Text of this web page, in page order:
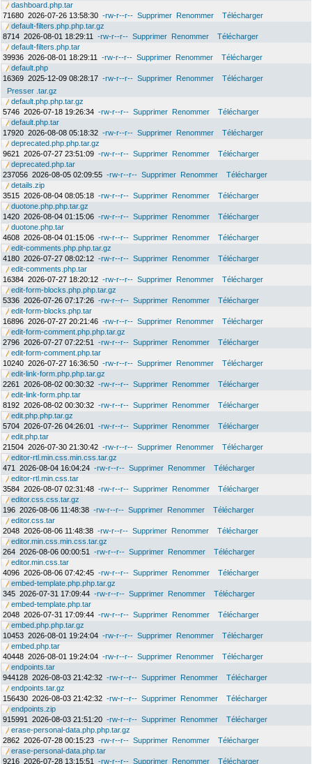
dashboard.php.tar
71680 2026-07-26 13:58:30 -rw-r--r-- Supprimer Renommer
Télécharger
default-filters.php.php.tar.gz
8714 2026-08-01 18:29:11 -rw-r--r-- Supprimer Renommer
Télécharger
default-filters.php.tar
39936 2026-08-01 18:29:11 -rw-r--r-- Supprimer Renommer
Télécharger
default.php
16369 2025-12-09 08:28:17 -rw-r--r-- Supprimer Renommer
Télécharger
Presser .tar.gz
default.php.php.tar.gz
5746 2026-07-18 19:26:34 -rw-r--r-- Supprimer Renommer
Télécharger
default.php.tar
17920 2026-08-08 05:18:32 -rw-r--r-- Supprimer Renommer
Télécharger
deprecated.php.php.tar.gz
9621
2026-07-27 23:51:09 -rw-r--r-- Supprimer Renommer
Télécharger
deprecated.php.tar
237056 2026-08-05 02:09:55 -rw-r--r-- Supprimer Renommer
Télécharger
details.zip
3515 2026-08-04 08:05:18 -rw-r--r-- Supprimer Renommer
Télécharger
duotone.php.php.tar.gz
1420 2026-08-04 01:15:06 -rw-r--r-- Supprimer Renommer
Télécharger
duotone.php.tar
4608 2026-08-04 01:15:06 -rw-r--r-- Supprimer Renommer
Télécharger
edit-comments.php.php.tar.gz
4180 2026-07-27 08:02:12 -rw-r--r-- Supprimer Renommer
Télécharger
edit-comments.php.tar
16384 2026-07-27 18:20:12 -rw-r--r-- Supprimer Renommer
Télécharger
edit-form-blocks.php.php.tar.gz
5336 2026-07-26 07:17:26 -rw-r--r-- Supprimer Renommer
Télécharger
edit-form-blocks.php.tar
16896 2026-07-27 20:21:46 -rw-r--r-- Supprimer Renommer
Télécharger
edit-form-comment.php.php.tar.gz
2796 2026-07-27 07:22:51 -rw-r--r-- Supprimer Renommer
Télécharger
edit-form-comment.php.tar
10240 2026-07-27 16:36:50 -rw-r--r-- Supprimer Renommer
Télécharger
edit-link-form.php.php.tar.gz
2261
2026-08-02 00:30:32 -rw-r--r-- Supprimer Renommer
Télécharger
edit-link-form.php.tar
8192 2026-08-02 00:30:32 -rw-r--r-- Supprimer Renommer
Télécharger
edit.php.php.tar.gz
5704 2026-07-26 04:26:01 -rw-r--r-- Supprimer Renommer
Télécharger
edit.php.tar
21504 2026-07-30 21:30:42 -rw-r--r-- Supprimer Renommer
Télécharger
editor-rtl.min.css.min.css.tar.gz
471
2026-08-04 16:04:24 -rw-r--r-- Supprimer Renommer
Télécharger
editor-rtl.min.css.tar
3584 2026-08-07 02:31:48 -rw-r--r-- Supprimer Renommer
Télécharger
editor.css.css.tar.gz
196 2026-08-06 11:48:38 -rw-r--r-- Supprimer Renommer
Télécharger
editor.css.tar
2048 2026-08-06 11:48:38 -rw-r--r-- Supprimer Renommer
Télécharger
editor.min.css.min.css.tar.gz
264 2026-08-06 00:00:51 -rw-r--r-- Supprimer Renommer
Télécharger
editor.min.css.tar
4096 2026-08-06 07:42:45 -rw-r--r-- Supprimer Renommer
Télécharger
embed-template.php.php.tar.gz
345 2026-07-31 17:09:44 -rw-r--r-- Supprimer Renommer
Télécharger
embed-template.php.tar
2048 2026-07-31 17:09:44 -rw-r--r-- Supprimer Renommer
Télécharger
embed.php.php.tar.gz
10453 2026-08-01 19:24:04 -rw-r--r-- Supprimer Renommer
Télécharger
embed.php.tar
40448 2026-08-01 19:24:04 -rw-r--r-- Supprimer Renommer
Télécharger
endpoints.tar
944128 2026-08-03 21:42:32 -rw-r--r-- Supprimer Renommer
Télécharger
endpoints.tar.gz
156430 2026-08-03 21:42:32 -rw-r--r-- Supprimer Renommer
Télécharger
endpoints.zip
915991
2026-08-03 21:51:20 -rw-r--r-- Supprimer Renommer
Télécharger
erase-personal-data.php.php.tar.gz
2862 2026-07-28 00:15:23 -rw-r--r-- Supprimer Renommer
Télécharger
erase-personal-data.php.tar
9216 2026-07-28 13:15:51 -rw-r--r-- Supprimer Renommer Télécharger